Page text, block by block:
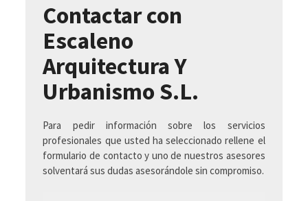
Contactar con
Escaleno
Arquitectura Y
Urbanismo S.L.
Para pedir información sobre los servicios
profesionales que usted ha seleccionado rellene el
formulario de contacto y uno de nuestros asesores
solventará sus dudas asesorándole sin compromiso.